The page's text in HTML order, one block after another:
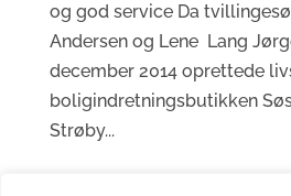
og god service Da
Andersen og Lene Lang
december 2014 oprettede
boligindretningsbutikken
Strøby...